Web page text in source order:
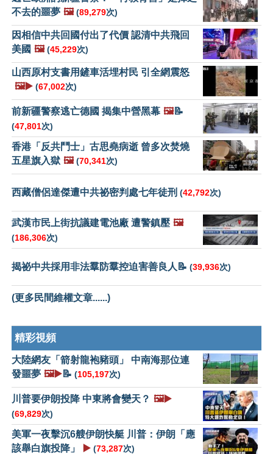
不去的噩夢 🖼️ (89,279次)
因相信中共回國付出了代價 認清中共飛回
美國 🖼️ (45,229次)
山西原村支書用鏟車活埋村民 引全網震怒
🖼️▶️ (67,002次)
前新疆警察逃亡德國 揭集中營黑幕 🖼️📝
(47,801次)
香港「反共鬥士」古思堯病逝 曾多次焚燒
五星旗入獄 🖼️ (70,341次)
西藏僧侶達傑遭中共祕密判處七年徒刑 (42,792次)
武漢市民上街抗議建電池廠 遭警鎮壓 🖼️
(186,306次)
揭祕中共採用非法羣防羣控迫害善良人📝 (39,936次)
(更多民間維權文章......)
精彩視頻
大陸網友「箭射龍袍豬頭」 中南海那位連
發噩夢 🖼️▶️📝 (105,197次)
川普要伊朗投降 中東將會變天？ 🖼️▶️
(69,829次)
美軍一夜擊沉6艘伊朗快艇 川普：伊朗「應
該舉白旗投降」
▶️ (73,287次)